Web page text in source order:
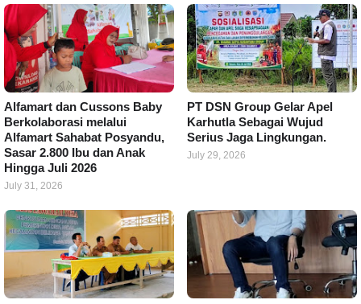
Alfamart dan Cussons Baby
Berkolaborasi melalui
Alfamart Sahabat Posyandu,
Sasar 2.800 Ibu dan Anak
Hingga Juli 2026
July 31, 2026
PT DSN Group Gelar Apel
Karhutla Sebagai Wujud
Serius Jaga Lingkungan.
July 29, 2026